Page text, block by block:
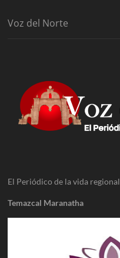
Voz del Norte
El Periódico de la vida regional
Temazcal Maranatha